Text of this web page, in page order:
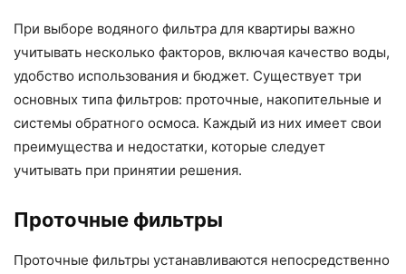
При выборе водяного фильтра для квартиры важно
учитывать несколько факторов, включая качество воды,
удобство использования и бюджет. Существует три
основных типа фильтров: проточные, накопительные и
системы обратного осмоса. Каждый из них имеет свои
преимущества и недостатки, которые следует
учитывать при принятии решения.
Проточные фильтры
Проточные фильтры устанавливаются непосредственно